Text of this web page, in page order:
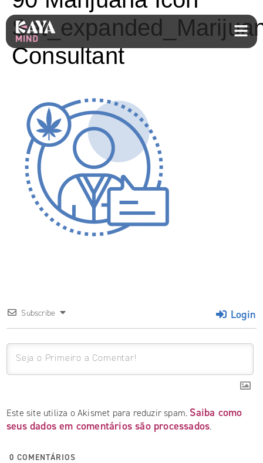
Consultant
Subscribe Login
Este site utiliza o Akismet para reduzir spam. Saiba como
seus dados em comentários são processados.
0 COMENTÁRIOS